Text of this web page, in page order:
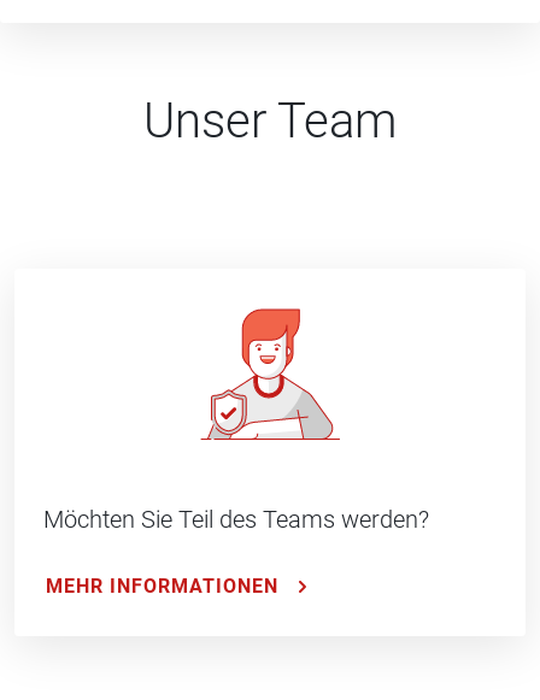
Unser Team
Möchten Sie Teil des Teams werden?
MEHR INFORMATIONEN